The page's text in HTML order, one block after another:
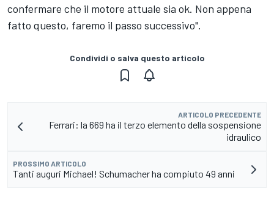
confermare che il motore attuale sia ok. Non appena
fatto questo, faremo il passo successivo".
Condividi o salva questo articolo
ARTICOLO PRECEDENTE
Ferrari: la 669 ha il terzo elemento della sospensione
idraulico
PROSSIMO ARTICOLO
Tanti auguri Michael! Schumacher ha compiuto 49 anni